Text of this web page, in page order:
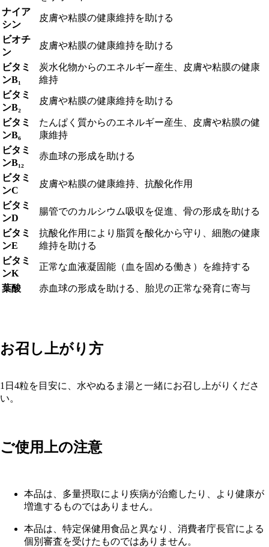
ナイア
シン
皮膚や粘膜の健康維持を助ける
ビオチ
ン
皮膚や粘膜の健康維持を助ける
ビタミ
ンB₁
炭水化物からのエネルギー産生、皮膚や粘膜の健康
維持
ビタミ
ンB₂
皮膚や粘膜の健康維持を助ける
ビタミ
ンB₆
たんぱく質からのエネルギー産生、皮膚や粘膜の健
康維持
ビタミ
ンB₁₂
赤血球の形成を助ける
ビタミ
ンC
皮膚や粘膜の健康維持、抗酸化作用
ビタミ
ンD
腸管でのカルシウム吸収を促進、骨の形成を助ける
ビタミ
ンE
抗酸化作用により脂質を酸化から守り、細胞の健康
維持を助ける
ビタミ
ンK
正常な血液凝固能（血を固める働き）を維持する
葉酸 赤血球の形成を助ける、胎児の正常な発育に寄与
お召し上がり方
1日4粒を目安に、水やぬるま湯と一緒にお召し上がりくださ
い。
ご使用上の注意
本品は、多量摂取により疾病が治癒したり、より健康が
増進するものではありません。
本品は、特定保健用食品と異なり、消費者庁長官による
個別審査を受けたものではありません。